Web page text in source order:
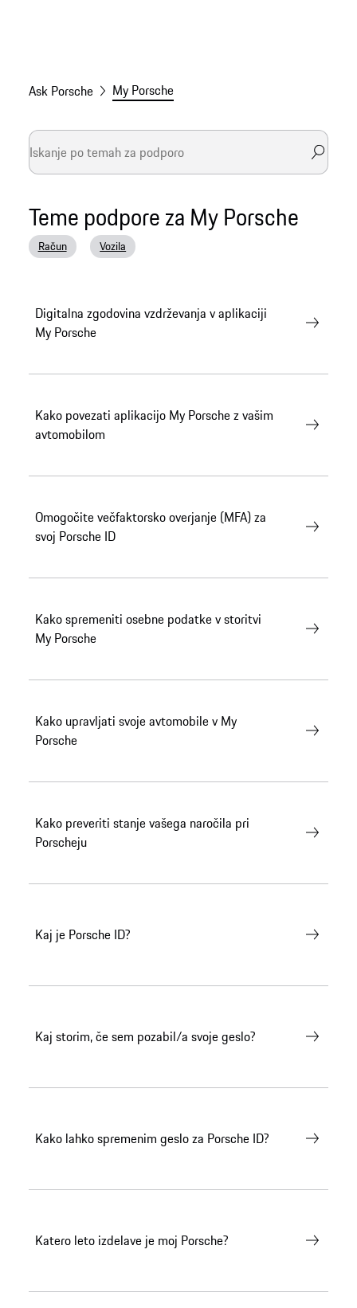
Ask Porsche My Porsche
Teme podpore za My Porsche
Račun Vozila
Digitalna zgodovina vzdrževanja v aplikaciji
My Porsche
Kako povezati aplikacijo My Porsche z vašim
avtomobilom
Omogočite večfaktorsko overjanje (MFA) za
svoj Porsche ID
Kako spremeniti osebne podatke v storitvi
My Porsche
Kako upravljati svoje avtomobile v My
Porsche
Kako preveriti stanje vašega naročila pri
Porscheju
Kaj je Porsche ID?
Kaj storim, če sem pozabil/a svoje geslo?
Kako lahko spremenim geslo za Porsche ID?
Katero leto izdelave je moj Porsche?